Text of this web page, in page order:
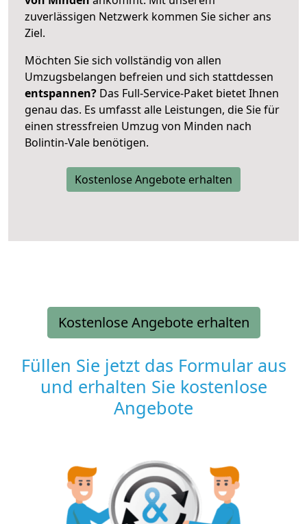
zuverlässigen Netzwerk kommen Sie sicher ans
Ziel.
Möchten Sie sich vollständig von allen
Umzugsbelangen befreien und sich stattdessen
entspannen? Das Full-Service-Paket bietet Ihnen
genau das. Es umfasst alle Leistungen, die Sie für
einen stressfreien Umzug von Minden nach
Bolintin-Vale benötigen.
Kostenlose Angebote erhalten
Kostenlose Angebote erhalten
Füllen Sie jetzt das Formular aus
und erhalten Sie kostenlose
Angebote